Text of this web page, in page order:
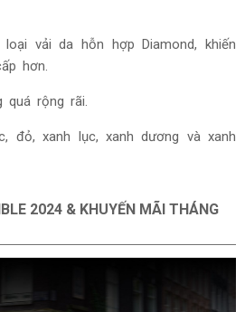
vải da hỗn hợp Diamond, khiến
hơn.
quá rộng rãi.
đỏ, xanh lục, xanh dương và xanh
2024 & KHUYẾN MÃI THÁNG